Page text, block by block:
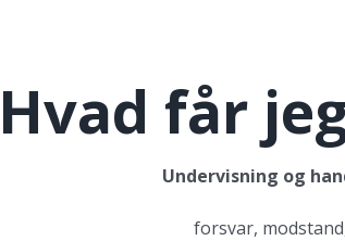
Hvad får
Undervisning og
forsvar,